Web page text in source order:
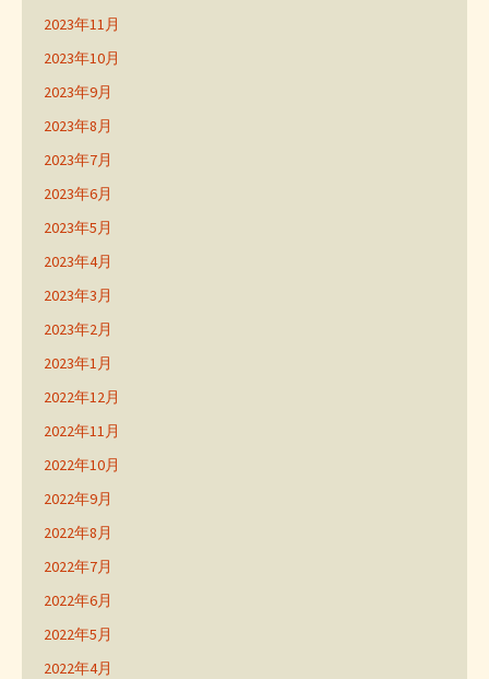
2023年11月
2023年10月
2023年9月
2023年8月
2023年7月
2023年6月
2023年5月
2023年4月
2023年3月
2023年2月
2023年1月
2022年12月
2022年11月
2022年10月
2022年9月
2022年8月
2022年7月
2022年6月
2022年5月
2022年4月